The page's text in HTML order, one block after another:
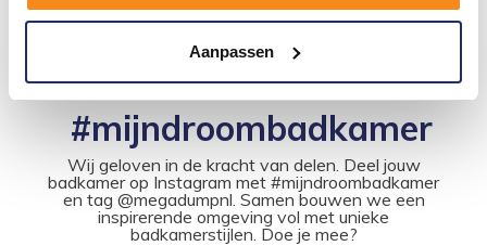
Aanpassen
1 2 3 4 5 18
#mijndroombadkamer
Wij geloven in de kracht van delen. Deel jouw
badkamer op Instagram met #mijndroombadkamer
en tag @megadumpnl. Samen bouwen we een
inspirerende omgeving vol met unieke
badkamerstijlen. Doe je mee?